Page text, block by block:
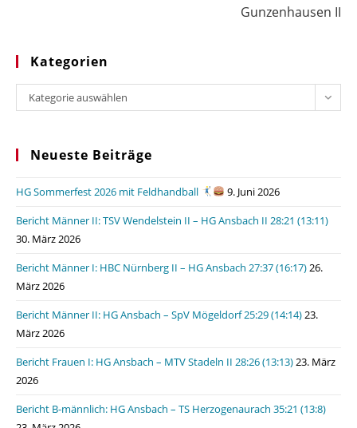
Gunzenhausen II
Kategorien
Kategorien
Kategorie auswählen
Neueste Beiträge
HG Sommerfest 2026 mit Feldhandball
9. Juni 2026
Bericht Männer II: TSV Wendelstein II – HG Ansbach II 28:21 (13:11)
30. März 2026
Bericht Männer I: HBC Nürnberg II – HG Ansbach 27:37 (16:17)26.
März 2026
Bericht Männer II: HG Ansbach – SpV Mögeldorf 25:29 (14:14)23.
März 2026
Bericht Frauen I: HG Ansbach – MTV Stadeln II 28:26 (13:13)23. März
2026
Bericht B-männlich: HG Ansbach – TS Herzogenaurach 35:21 (13:8)